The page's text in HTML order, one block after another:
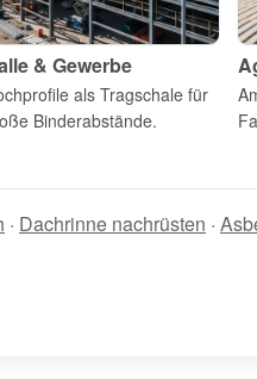
& Gewerbe
als Tragschale für
Binderabstände.
· Dachrinne nachrüsten ·